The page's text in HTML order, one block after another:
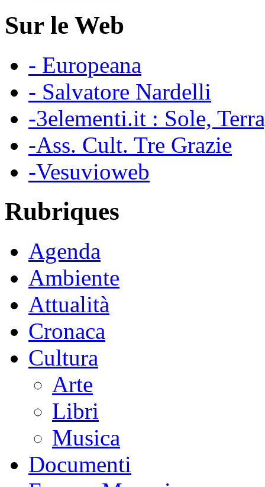
Sur le Web
- Europeana
- Salvatore Nardelli
-3elementi.it : Sole,
-Ass. Cult. Tre Grazie
-Vesuvioweb
Rubriques
Agenda
Ambiente
Attualità
Cronaca
Cultura
Arte
Libri
Musica
Documenti